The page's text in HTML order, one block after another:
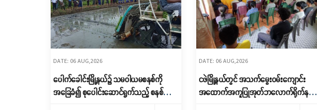
DATE: 06 AUG,2026
ပေါက်ခေါင်းမြို့နယ်၌ သမဝါယမစနစ်ကို
အခြေခံ၍ စုပေါင်းဆောင်ရွက်သည့် စနစ်ကျ
DATE: 06 AUG,2026
ငဖဲမြို့နယ်တွင် အသက်မွေးဝမ်းကျောင်း
အထောက်အကူပြုအုတ်ဘလောက်ရိုက်နည်း